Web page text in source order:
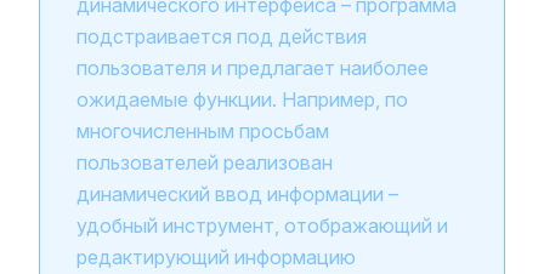
подстраивается под действия
пользователя и предлагает наиболее
ожидаемые функции. Например, по
многочисленным просьбам
пользователей реализован
динамический ввод информации –
удобный инструмент, отображающий и
редактирующий информацию